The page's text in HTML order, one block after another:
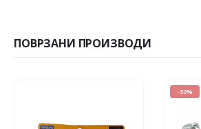
ПОВРЗАНИ ПРОИЗВОДИ